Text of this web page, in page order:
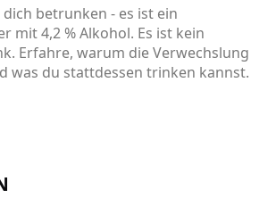
betrunken - es ist ein
mit 4,2 % Alkohol. Es ist kein
Erfahre, warum die Verwechslung
was du stattdessen trinken kannst.